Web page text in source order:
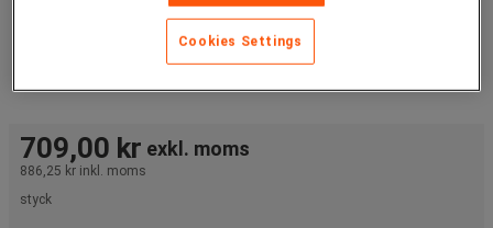
709,00 kr exkl. moms
886,25 kr inkl. moms
styck
Cookies Settings